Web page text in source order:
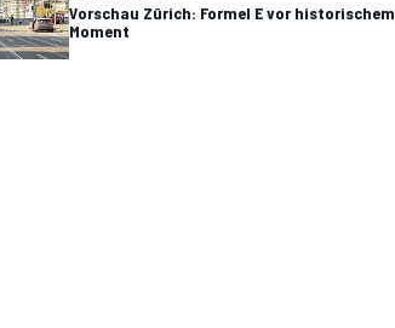
Vorschau Zürich: Formel E vor historischem
Moment